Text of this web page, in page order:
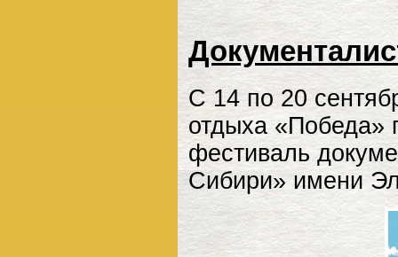
С 14 по 20
отдыха «Победа»
фестиваль
Сибири» имени